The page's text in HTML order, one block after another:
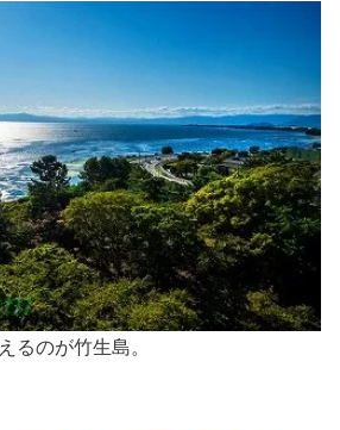
るのが竹生島。